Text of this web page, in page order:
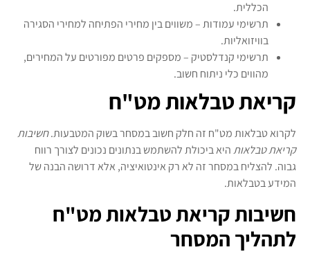
הכללית.
תרשימי עמודות – משווים בין מחירי הפתיחה למחירי הסגירה
בוויזואליות.
תרשימי קנדלסטיק – מספקים פרטים מפורטים על המחירים,
מהווים כלי ניתוח חשוב.
קריאת טבלאות מט"ח
לקרוא טבלאות מט"ח זה חלק חשוב במסחר בשוק המטבעות.חשיבות
קריאת טבלאותהיא ביכולת להשתמש בנתונים נכונים לצורך רווח
גבוה. להצליח במסחר זה לא רק אינטואיציה, אלא דרושה הבנה של
המידע בטבלאות.
חשיבות קריאת טבלאות מט"ח
לתהליך המסחר